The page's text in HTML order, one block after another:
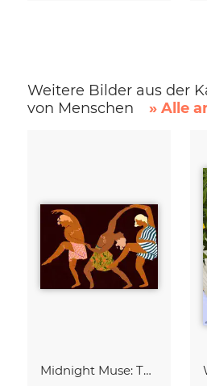
Weitere Bilder aus der
von Menschen
» Alle
Midnight Muse: The Dance of Sisterhood